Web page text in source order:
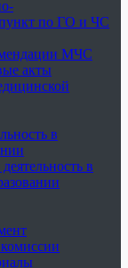
по ГО и ЧС
МЧС
акты
в
в